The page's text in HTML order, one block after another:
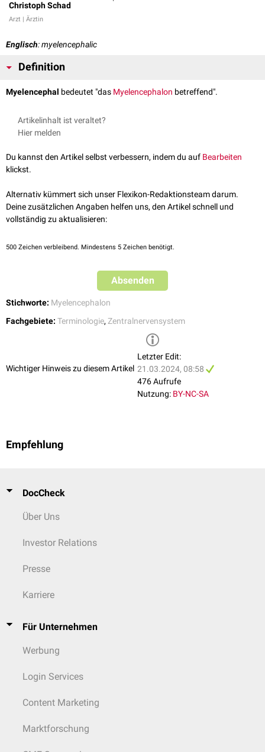
Christoph Schad
Arzt | Ärztin
Englisch: myelencephalic
Definition
Myelencephal bedeutet "das Myelencephalon betreffend".
Artikelinhalt ist veraltet?
Hier melden
Du kannst den Artikel selbst verbessern, indem du auf Bearbeiten
klickst.
Alternativ kümmert sich unser Flexikon-Redaktionsteam darum.
Deine zusätzlichen Angaben helfen uns, den Artikel schnell und
vollständig zu aktualisieren:
500 Zeichen verbleibend. Mindestens 5 Zeichen benötigt.
Absenden
Stichworte: Myelencephalon
Fachgebiete: Terminologie, Zentralnervensystem
Wichtiger Hinweis zu diesem Artikel
Letzter Edit:
21.03.2024, 08:58
476 Aufrufe
Nutzung: BY-NC-SA
Empfehlung
DocCheck
Über Uns
Investor Relations
Presse
Karriere
Für Unternehmen
Werbung
Login Services
Content Marketing
Marktforschung